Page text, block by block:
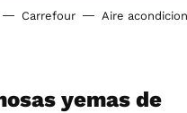
Carrefour Aire
yemas de